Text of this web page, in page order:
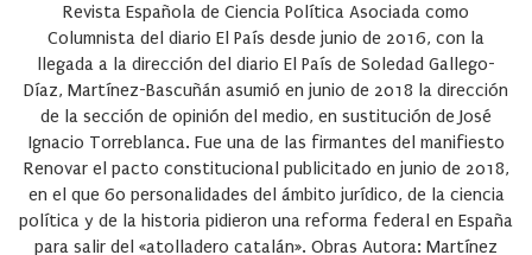
Revista Española de Ciencia Política Asociada como
Columnista del diario El País desde junio de 2016, con la
llegada a la dirección del diario El País de Soledad Gallego-
Díaz, Martínez-Bascuñán asumió en junio de 2018 la dirección
de la sección de opinión del medio, en sustitución de José
Ignacio Torreblanca. Fue una de las firmantes del manifiesto
Renovar el pacto constitucional publicitado en junio de 2018,
en el que 60 personalidades del ámbito jurídico, de la ciencia
política y de la historia pidieron una reforma federal en España
para salir del «atolladero catalán». Obras Autora: Martínez